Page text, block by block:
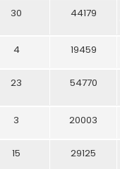
30 44179
4 19459
23 54770
3 20003
15 29125